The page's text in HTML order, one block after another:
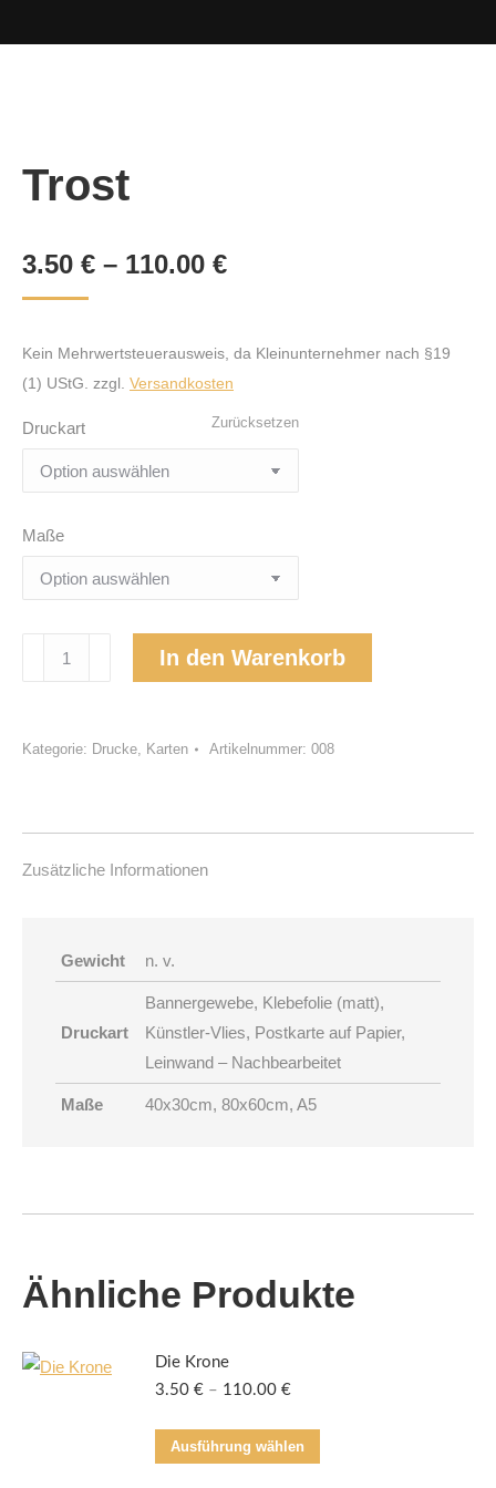
Trost
3.50 € – 110.00 €
Kein Mehrwertsteuerausweis, da Kleinunternehmer nach §19
(1) UStG. zzgl. Versandkosten
Druckart
Maße
Zurücksetzen
In den Warenkorb
Kategorie: Drucke, Karten Artikelnummer: 008
Zusätzliche Informationen
Gewicht n. v.
Druckart
Bannergewebe, Klebefolie (matt),
Künstler-Vlies, Postkarte auf Papier,
Leinwand – Nachbearbeitet
Maße 40x30cm, 80x60cm, A5
Ähnliche Produkte
Die Krone
3.50 € – 110.00 €
Ausführung wählen